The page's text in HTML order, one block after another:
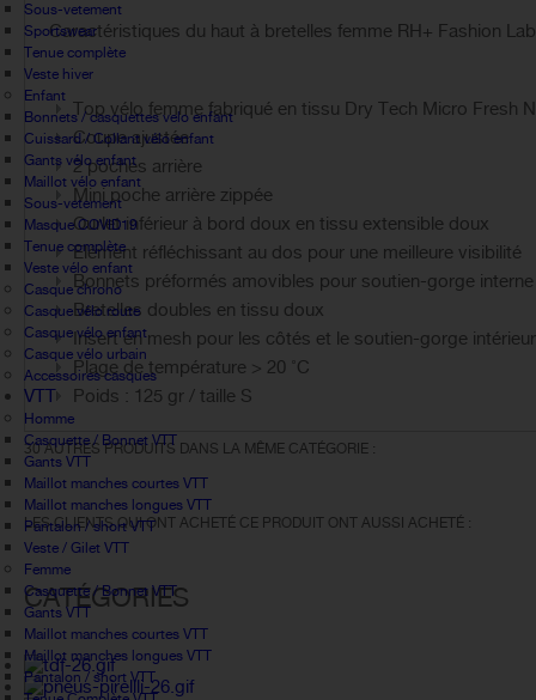
Sous-vetement
Sportswear
Tenue complète
Veste hiver
Enfant
Bonnets / casquettes velo enfant
Cuissard / Collant vélo enfant
Gants vélo enfant
Maillot vélo enfant
Sous-vetement
Masque COVID19
Tenue complète
Veste vélo enfant
Casque chrono
Casque vélo route
Casque vélo enfant
Casque vélo urbain
Accessoires casques
VTT
Homme
Casquette / Bonnet VTT
Gants VTT
Maillot manches courtes VTT
Maillot manches longues VTT
Pantalon / short VTT
Veste / Gilet VTT
Femme
Casquette / Bonnet VTT
Gants VTT
Maillot manches courtes VTT
Maillot manches longues VTT
Pantalon / short VTT
Caractéristiques du haut à bretelles femme RH+ Fashion
Top vélo femme fabriqué en tissu Dry Tech Micro Fresh
Coupe ajustée
2 poches arrière
Mini poche arrière zippée
Ourlet inférieur à bord doux en tissu extensible doux
Elément réfléchissant au dos pour une meilleure visibilité
Bonnets préformés amovibles pour soutien-gorge interne
Bretelles doubles en tissu doux
Insert en mesh pour les côtés et le soutien-gorge
Plage de température > 20 ˚C
Poids : 125 gr / taille S
30 AUTRES PRODUITS DANS LA MÊME CATÉGORIE :
LES CLIENTS QUI ONT ACHETÉ CE PRODUIT ONT AUSSI ACHETÉ :
CATÉGORIES